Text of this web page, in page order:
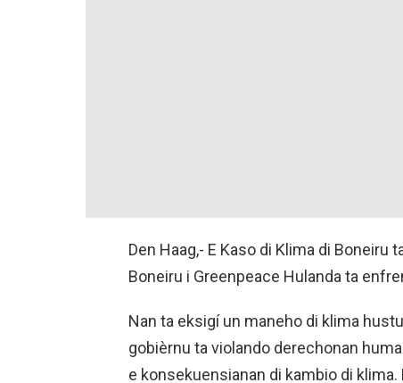
Den Haag,- E Kaso di Klima di Boneiru
Boneiru i Greenpeace Hulanda ta
Nan ta eksigí un maneho di klima
gobièrnu ta violando derechonan
e konsekuensianan di kambio di